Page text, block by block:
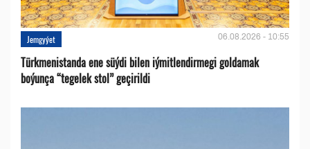
Jemgyýet 06.08.2026 - 10:55
Türkmenistanda ene süýdi bilen iýmitlendirmegi goldamak
boýunça “tegelek stol” geçirildi